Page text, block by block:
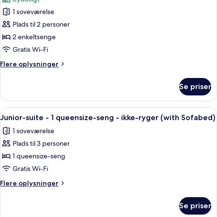
ikke-
ryger
billeder
af
Standard-
studiolejlighed
-
enkeltsenge
ryger
1 soveværelse
Plads til 2 personer
2 enkeltsenge
Gratis Wi-Fi
Flere oplysninger
Flere
studiolejlighed
2
ikke-
Se priser
Indlæs
alle
billeder
af
Junior-
suite
-
1
seng
En moderne loftrum med synlige
17
Junior-suite - 1 queensize-seng - ikke-ryger (with Sofabed)
1 soveværelse
Plads til 3 personer
1 queensize-seng
Gratis Wi-Fi
Flere oplysninger
Flere
Se priser